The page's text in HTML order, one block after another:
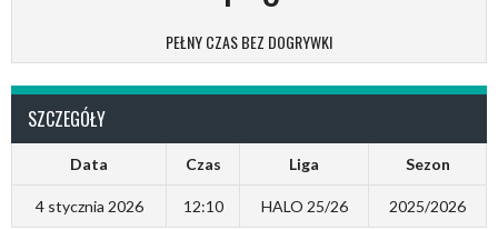
PEŁNY CZAS BEZ DOGRYWKI
SZCZEGÓŁY
Data Czas Liga Sezon
4 stycznia 2026 12:10 HALO 25/26 2025/2026